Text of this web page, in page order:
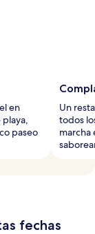
en
paseo
Un
todos
marcha
fechas